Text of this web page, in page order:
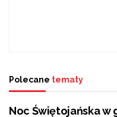
Polecane tematy
Noc Świętojańska w